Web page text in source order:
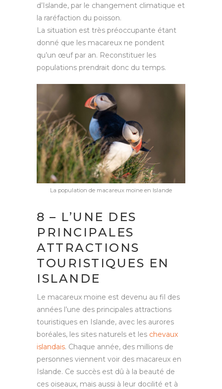
d’Islande, par le changement climatique et
la raréfaction du poisson.
La situation est très préoccupante étant
donné que les macareux ne pondent
qu’un œuf par an. Reconstituer les
populations prendrait donc du temps.
La population de macareux moine en Islande
8 – L’UNE DES
PRINCIPALES
ATTRACTIONS
TOURISTIQUES EN
ISLANDE
Le macareux moine est devenu au fil des
années l’une des principales attractions
touristiques en Islande, avec les aurores
boréales, les sites naturels et les chevaux
islandais. Chaque année, des millions de
personnes viennent voir des macareux en
Islande. Ce succès est dû à la beauté de
ces oiseaux, mais aussi à leur docilité et à